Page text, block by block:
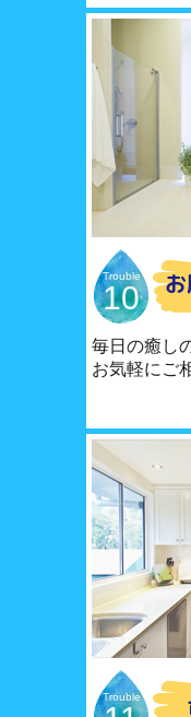
Trouble
10
毎日の癒し
お気軽にご
Trouble